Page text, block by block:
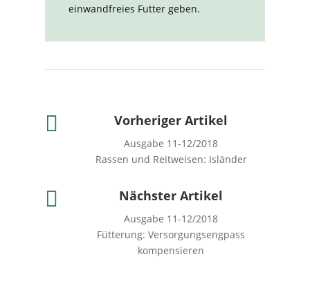
einwandfreies Futter geben.
 Vorheriger Artikel
Ausgabe 11-12/2018
Rassen und Reitweisen: Isländer
 Nächster Artikel
Ausgabe 11-12/2018
Fütterung: Versorgungsengpass
kompensieren